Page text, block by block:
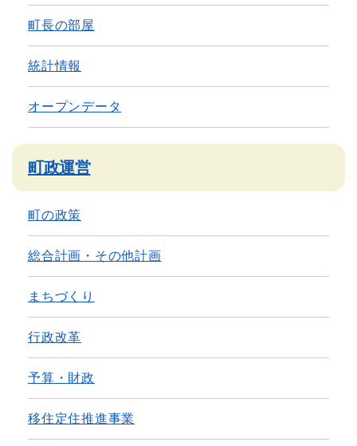
町長の部屋
統計情報
オープンデータ
町政運営
町の政策
総合計画・その他計画
まちづくり
行政改革
予算・財政
移住定住推進事業